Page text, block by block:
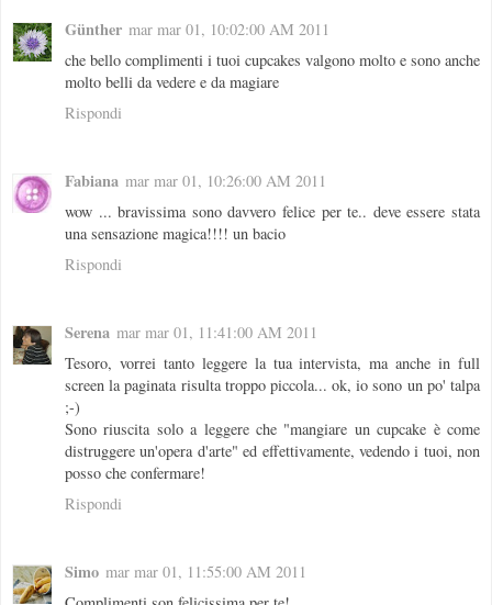
Günther mar mar 01, 10:02:00 AM 2011
che bello complimenti i tuoi cupcakes valgono molto e sono anche
molto belli da vedere e da magiare
Rispondi
Fabiana mar mar 01, 10:26:00 AM 2011
wow ... bravissima sono davvero felice per te.. deve essere stata
una sensazione magica!!!! un bacio
Rispondi
Serena mar mar 01, 11:41:00 AM 2011
Tesoro, vorrei tanto leggere la tua intervista, ma anche in full
screen la paginata risulta troppo piccola... ok, io sono un po' talpa
;-)
Sono riuscita solo a leggere che "mangiare un cupcake è come
distruggere un'opera d'arte" ed effettivamente, vedendo i tuoi, non
posso che confermare!
Rispondi
Simo mar mar 01, 11:55:00 AM 2011